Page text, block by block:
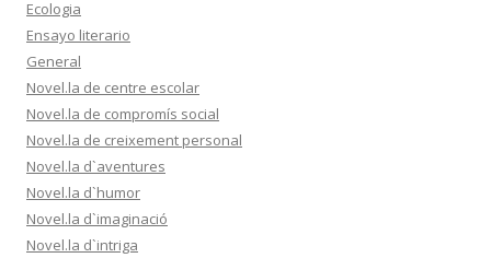
Ecologia
Ensayo literario
General
Novel.la de centre escolar
Novel.la de compromís social
Novel.la de creixement personal
Novel.la d`aventures
Novel.la d`humor
Novel.la d`imaginació
Novel.la d`intriga